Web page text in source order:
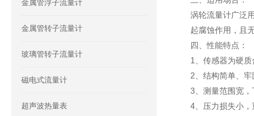
金属管浮子流量计
金属管转子流量计
玻璃管转子流量计
磁电式流量计
超声波热量表
涡轮流量计广泛
起腐蚀作用，且
四、性能特点：
1、传感器为硬
2、结构简单、牢
3、测量范围宽，
4、压力损失小，